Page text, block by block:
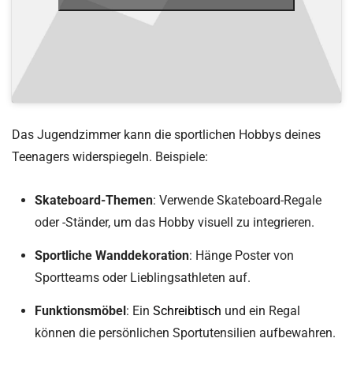
Das Jugendzimmer kann die sportlichen Hobbys deines
Teenagers widerspiegeln. Beispiele:
Skateboard-Themen: Verwende Skateboard-Regale
oder -Ständer, um das Hobby visuell zu integrieren.
Sportliche Wanddekoration: Hänge Poster von
Sportteams oder Lieblingsathleten auf.
Funktionsmöbel: Ein Schreibtisch und ein Regal
können die persönlichen Sportutensilien aufbewahren.